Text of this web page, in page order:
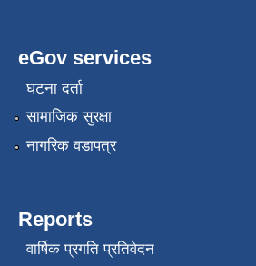
eGov services
घटना दर्ता
सामाजिक सुरक्षा
नागरिक वडापत्र
Reports
वार्षिक प्रगति प्रतिवेदन